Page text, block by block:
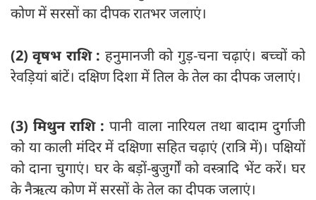
कोण में सरसों का दीपक रातभर जलाएं।
(2) वृषभ राशि : हनुमानजी को गुड़-चना चढ़ाएं। बच्चों को
रेवड़ियां बांटें। दक्षिण दिशा में तिल के तेल का दीपक जलाएं।
(3) मिथुन राशि : पानी वाला नारियल तथा बादाम दुर्गाजी
को या काली मंदिर में दक्षिणा सहित चढ़ाएं (रात्रि में)। पक्षियों
को दाना चुगाएं। घर के बड़ों-बुजुर्गों को वस्त्रादि भेंट करें। घर
के नैऋत्य कोण में सरसों के तेल का दीपक जलाएं।